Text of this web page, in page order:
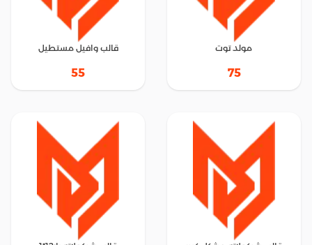
مولد توت
75
قالب وافيل مستطيل
55